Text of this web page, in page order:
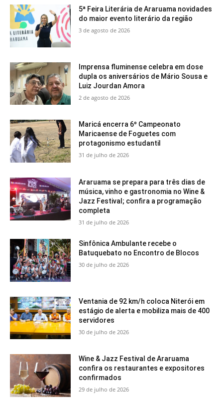
5ª Feira Literária de Araruama novidades
do maior evento literário da região
3 de agosto de 2026
Imprensa fluminense celebra em dose
dupla os aniversários de Mário Sousa e
Luiz Jourdan Amora
2 de agosto de 2026
Maricá encerra 6º Campeonato
Maricaense de Foguetes com
protagonismo estudantil
31 de julho de 2026
Araruama se prepara para três dias de
música, vinho e gastronomia no Wine &
Jazz Festival; confira a programação
completa
31 de julho de 2026
Sinfônica Ambulante recebe o
Batuquebato no Encontro de Blocos
30 de julho de 2026
Ventania de 92 km/h coloca Niterói em
estágio de alerta e mobiliza mais de 400
servidores
30 de julho de 2026
Wine & Jazz Festival de Araruama
confira os restaurantes e expositores
confirmados
29 de julho de 2026